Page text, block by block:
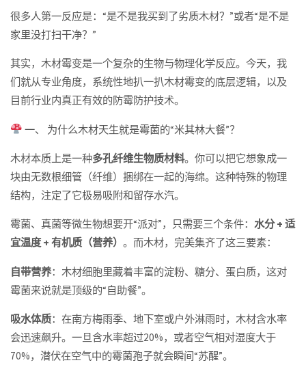
技
限
公
司
很多人第一反应是：“是不是我买到了劣质木材？”或者“是不是
家里没打扫干净？”
其实，木材霉变是一个复杂的生物与物理化学反应。今天，我
们就从专业角度，系统性地扒一扒木材霉变的底层逻辑，以及
目前行业内真正有效的防霉防护技术。
一、 为什么木材天生就是霉菌的“米其林大餐”？
木材本质上是一种多孔纤维生物质材料。你可以把它想象成一
块由无数根细管（纤维）捆绑在一起的海绵。这种特殊的物理
结构，注定了它极易吸附和留存水汽。
霉菌、真菌等微生物想要开“派对”，只需要三个条件：水分 + 适
宜温度 + 有机质（营养）。而木材，完美集齐了这三要素：
自带营养：木材细胞里藏着丰富的淀粉、糖分、蛋白质，这对
霉菌来说就是顶级的“自助餐”。
吸水体质：在南方梅雨季、地下室或户外淋雨时，木材含水率
会迅速飙升。一旦含水率超过20%，或者空气相对湿度大于
70%，潜伏在空气中的霉菌孢子就会瞬间“苏醒”。